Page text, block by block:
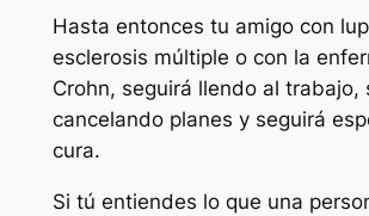
Hasta entonces tu amigo con
esclerosis múltiple o con la
Crohn, seguirá llendo al trabajo,
cancelando planes y seguirá
cura.
Si tú entiendes lo que una